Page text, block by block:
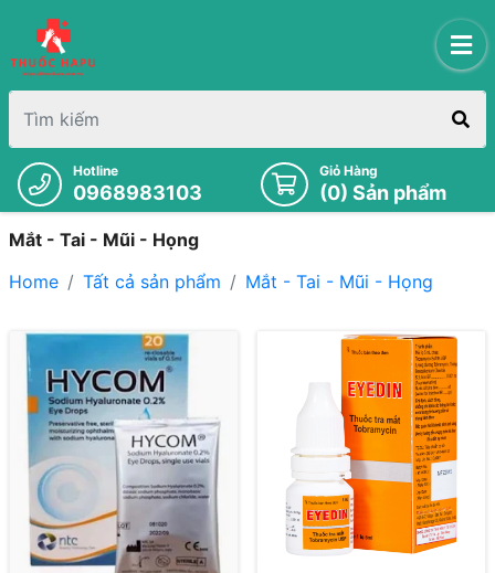
Hotline
0968983103
Giỏ Hàng
(0) Sản phẩm
Mắt - Tai - Mũi - Họng
Home
Tất cả sản phẩm Mắt - Tai - Mũi - Họng